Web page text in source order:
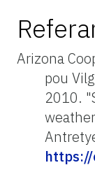
Arizona
pou
2010.